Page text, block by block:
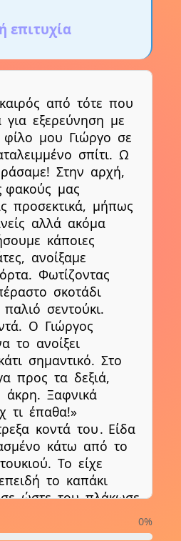
επιτυχία
καιρός από τότε που
για εξερεύνηση με
φίλο μου Γιώργο σε
σπίτι. Ω
Στην αρχή,
φακούς μας
προσεκτικά, μήπως
αλλά ακόμα
κάποιες
ανοίξαμε
Φωτίζοντας
σκοτάδι
παλιό σεντούκι.
Ο Γιώργος
το ανοίξει
σημαντικό. Στο
προς τα δεξιά,
άκρη. Ξαφνικά
τι έπαθα!»
κοντά του. Είδα
κάτω από το
Το είχε
το καπάκι
ώστε του πλάκωσε
του είπα: «Άντε βρε
0%